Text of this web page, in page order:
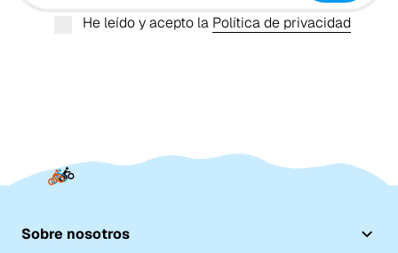
He leído y acepto la Política de privacidad
Sobre nosotros